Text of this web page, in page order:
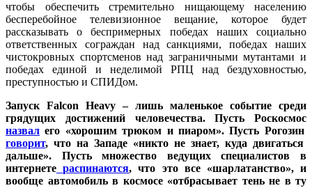
чтобы обеспечить стремительно нищающему населению
бесперебойное телевизионное вещание, которое будет
рассказывать о беспримерных победах наших социально
ответственных сограждан над санкциями, победах наших
чистокровных спортсменов над заграничными мутантами и
победах единой и неделимой РПЦ над бездуховностью,
преступностью и СПИДом.
Запуск Falcon Heavy – лишь маленькое событие среди
грядущих достижений человечества. Пусть Роскосмос
назвал его «хорошим трюком и пиаром». Пусть Рогозин
говорит, что на Западе «никто не знает, куда двигаться
дальше». Пусть множество ведущих специалистов в
интернете распинаются, что это все «шарлатанство», и
вообще автомобиль в космосе «отбрасывает тень не в ту